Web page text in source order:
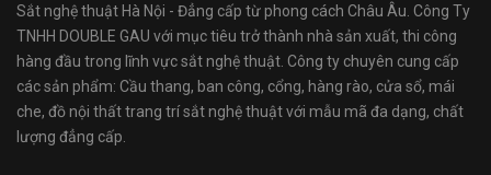
Sắt nghệ thuật Hà Nội - Đẳng cấp từ phong cách Châu Âu. Công Ty
TNHH DOUBLE GAU với mục tiêu trở thành nhà sản xuất, thi công
hàng đầu trong lĩnh vực sắt nghệ thuật. Công ty chuyên cung cấp
các sản phẩm: Cầu thang, ban công, cổng, hàng rào, cửa sổ, mái
che, đồ nội thất trang trí sắt nghệ thuật với mẫu mã đa dạng, chất
lượng đẳng cấp.